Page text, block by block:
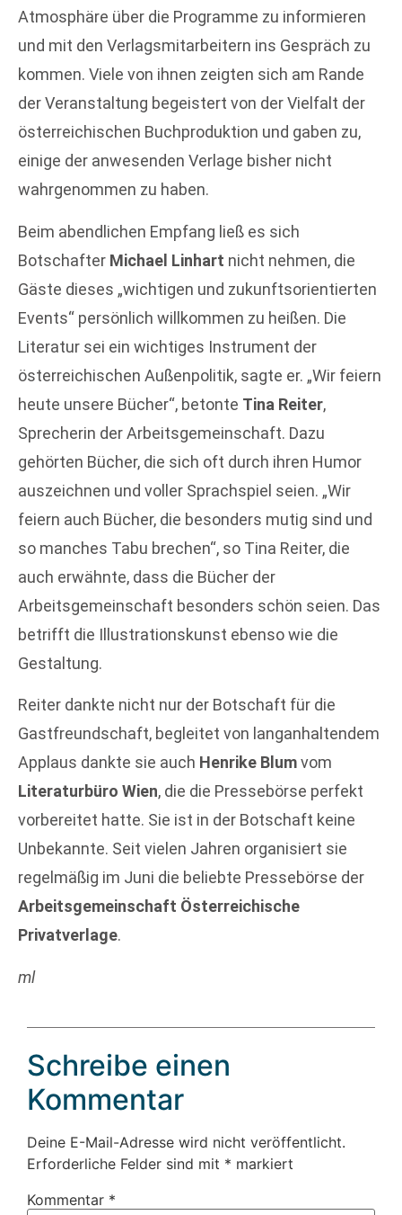
Atmosphäre über die Programme zu informieren
und mit den Verlagsmitarbeitern ins Gespräch zu
kommen. Viele von ihnen zeigten sich am Rande
der Veranstaltung begeistert von der Vielfalt der
österreichischen Buchproduktion und gaben zu,
einige der anwesenden Verlage bisher nicht
wahrgenommen zu haben.
Beim abendlichen Empfang ließ es sich
Botschafter Michael Linhart nicht nehmen, die
Gäste dieses „wichtigen und zukunftsorientierten
Events“ persönlich willkommen zu heißen. Die
Literatur sei ein wichtiges Instrument der
österreichischen Außenpolitik, sagte er. „Wir feiern
heute unsere Bücher“, betonte Tina Reiter,
Sprecherin der Arbeitsgemeinschaft. Dazu
gehörten Bücher, die sich oft durch ihren Humor
auszeichnen und voller Sprachspiel seien. „Wir
feiern auch Bücher, die besonders mutig sind und
so manches Tabu brechen“, so Tina Reiter, die
auch erwähnte, dass die Bücher der
Arbeitsgemeinschaft besonders schön seien. Das
betrifft die Illustrationskunst ebenso wie die
Gestaltung.
Reiter dankte nicht nur der Botschaft für die
Gastfreundschaft, begleitet von langanhaltendem
Applaus dankte sie auch Henrike Blumvom
Literaturbüro Wien, die die Pressebörse perfekt
vorbereitet hatte. Sie ist in der Botschaft keine
Unbekannte. Seit vielen Jahren organisiert sie
regelmäßig im Juni die beliebte Pressebörse der
Arbeitsgemeinschaft Österreichische
Privatverlage.
ml
Schreibe einen
Kommentar
Deine E-Mail-Adresse wird nicht veröffentlicht.
Erforderliche Felder sind mit * markiert
Kommentar *